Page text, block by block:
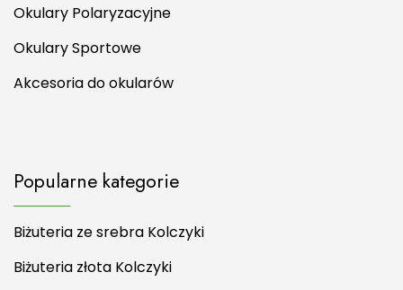
Okulary Polaryzacyjne
Okulary Sportowe
Akcesoria do okularów
Popularne kategorie
Biżuteria ze srebra Kolczyki
Biżuteria złota Kolczyki